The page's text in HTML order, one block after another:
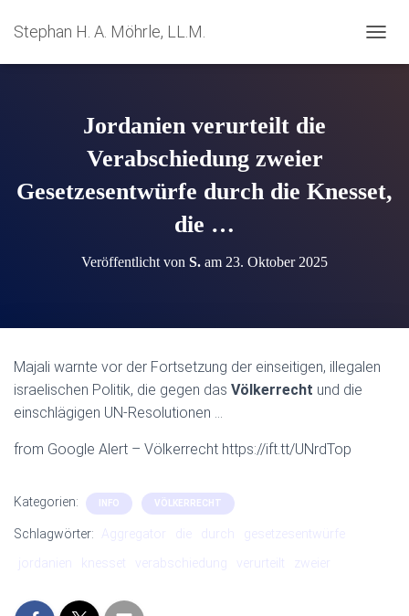
Stephan H. A. Möhrle, LL.M.
A
O
N
N
Jordanien verurteilt die
Verabschiedung zweier
Gesetzesentwürfe durch die Knesset,
die …
Veröffentlicht von S. am 23. Oktober 2025
Majali warnte vor der Fortsetzung der einseitigen, illegalen
israelischen Politik, die gegen das Völkerrecht und die
einschlägigen UN-Resolutionen …
from Google Alert – Völkerrecht https://ift.tt/UNrdTop
Kategorien: INFO VÖLKERRECHT
Schlagwörter: Aggregator durch
gesetzesentwürfe
jordanien
knesset verabschiedung verurteilt zweier